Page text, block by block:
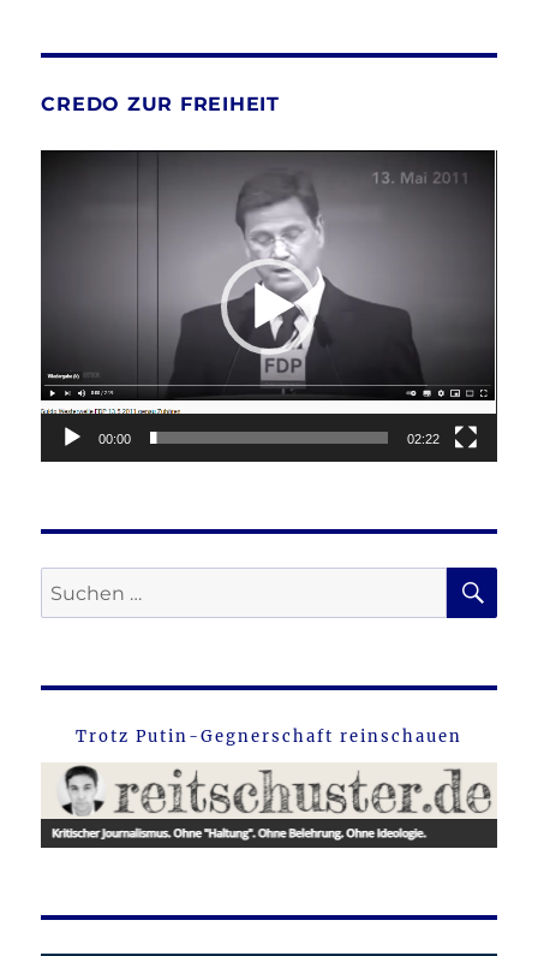
CREDO ZUR FREIHEIT
00:00 02:22
Suche
nach:
Trotz Putin-Gegnerschaft reinschauen